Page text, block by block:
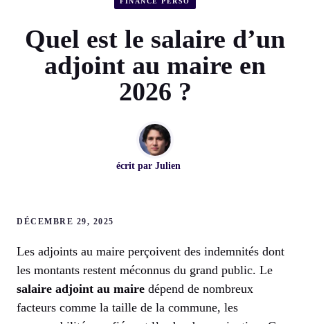
Quel est le salaire d’un
adjoint au maire en
2026 ?
écrit par Julien
DÉCEMBRE 29, 2025
Les adjoints au maire perçoivent des indemnités dont
les montants restent méconnus du grand public. Le
salaire adjoint au maire dépend de nombreux
facteurs comme la taille de la commune, les